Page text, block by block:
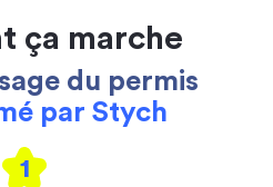
ça marche
du permis
par Stych
1